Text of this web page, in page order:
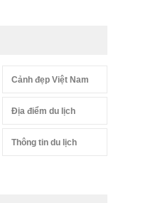
Cảnh đẹp Việt Nam
Địa điểm du lịch
Thông tin du lịch